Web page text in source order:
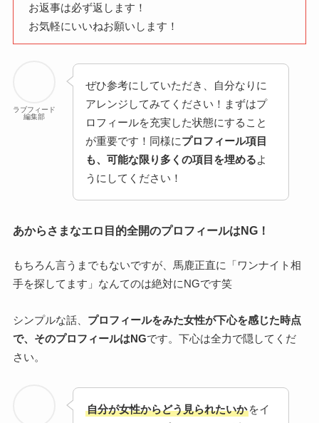
お返事は必ず返します！
お気軽にいいねお願いします！
ラブフィード
編集部
ぜひ参考にしていただき、自分なりに
アレンジしてみてください！まずはプ
ロフィールを充実した状態にすること
が重要です！同様にプロフィール項目
も、可能な限り多くの項目を埋めるよ
うにしてください！
あからさまなエロ目的全開のプロフィールはNG！
もちろん言うまでもないですが、馬鹿正直に「ワンナイト相
手を探してます」なんてのは絶対にNGです笑
シンプルな話、 プロフィールをみた女性が下心を感じた時点
で、そのプロフィールはNGです。下心は全力で隠してくだ
さい。
自分が女性からどう見られたいかをイ